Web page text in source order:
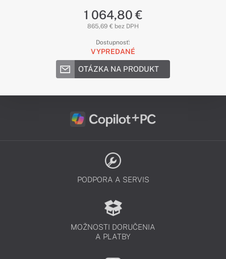
1 064,80 €
865,69 € bez DPH
Dostupnosť:
VYPREDANÉ
OTÁZKA NA PRODUKT
PODPORA A SERVIS
MOŽNOSTI DORUČENIA
A PLATBY